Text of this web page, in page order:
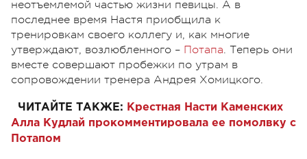
неотъемлемой частью жизни певицы. А в
последнее время Настя приобщила к
тренировкам своего коллегу и, как многие
утверждают, возлюбленного – Потапа. Теперь они
вместе совершают пробежки по утрам в
сопровождении тренера Андрея Хомицкого.
ЧИТАЙТЕ ТАКЖЕ: Крестная Насти Каменских
Алла Кудлай прокомментировала ее помолвку с
Потапом